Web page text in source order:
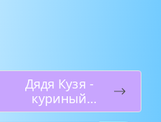
Дядя Кузя -
куриный
начальник